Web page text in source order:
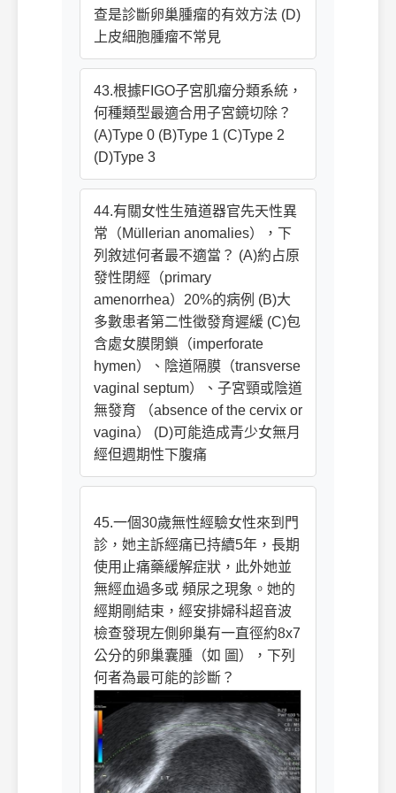
查是診斷卵巢腫瘤的有效方法 (D)
上皮細胞腫瘤不常見
43.根據FIGO子宮肌瘤分類系統，
何種類型最適合用子宮鏡切除？
(A)Type 0 (B)Type 1 (C)Type 2
(D)Type 3
44.有關女性生殖道器官先天性異
常（Müllerian anomalies），下
列敘述何者最不適當？ (A)約占原
發性閉經（primary
amenorrhea）20%的病例 (B)大
多數患者第二性徵發育遲緩 (C)包
含處女膜閉鎖（imperforate
hymen）、陰道隔膜（transverse
vaginal septum）、子宮頸或陰道
無發育 （absence of the cervix or
vagina） (D)可能造成青少女無月
經但週期性下腹痛
45.一個30歲無性經驗女性來到門
診，她主訴經痛已持續5年，長期
使用止痛藥緩解症狀，此外她並
無經血過多或 頻尿之現象。她的
經期剛結束，經安排婦科超音波
檢查發現左側卵巢有一直徑約8x7
公分的卵巢囊腫（如 圖），下列
何者為最可能的診斷？